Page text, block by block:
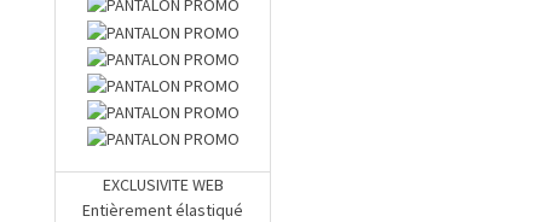
EXCLUSIVITE WEB
Entièrement élastiqué